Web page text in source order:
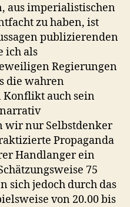
aus imperialistischen
zu haben, ist
publizierenden
ich als
Regierungen
die wahren
auch sein
wir nur Selbstdenker
Propaganda
Handlanger ein
75
sich jedoch durch das
von 20.00 bis